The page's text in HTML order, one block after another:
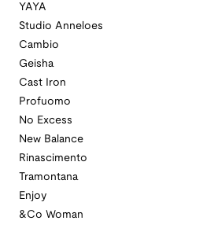
YAYA
Studio Anneloes
Cambio
Geisha
Cast Iron
Profuomo
No Excess
New Balance
Rinascimento
Tramontana
Enjoy
&Co Woman